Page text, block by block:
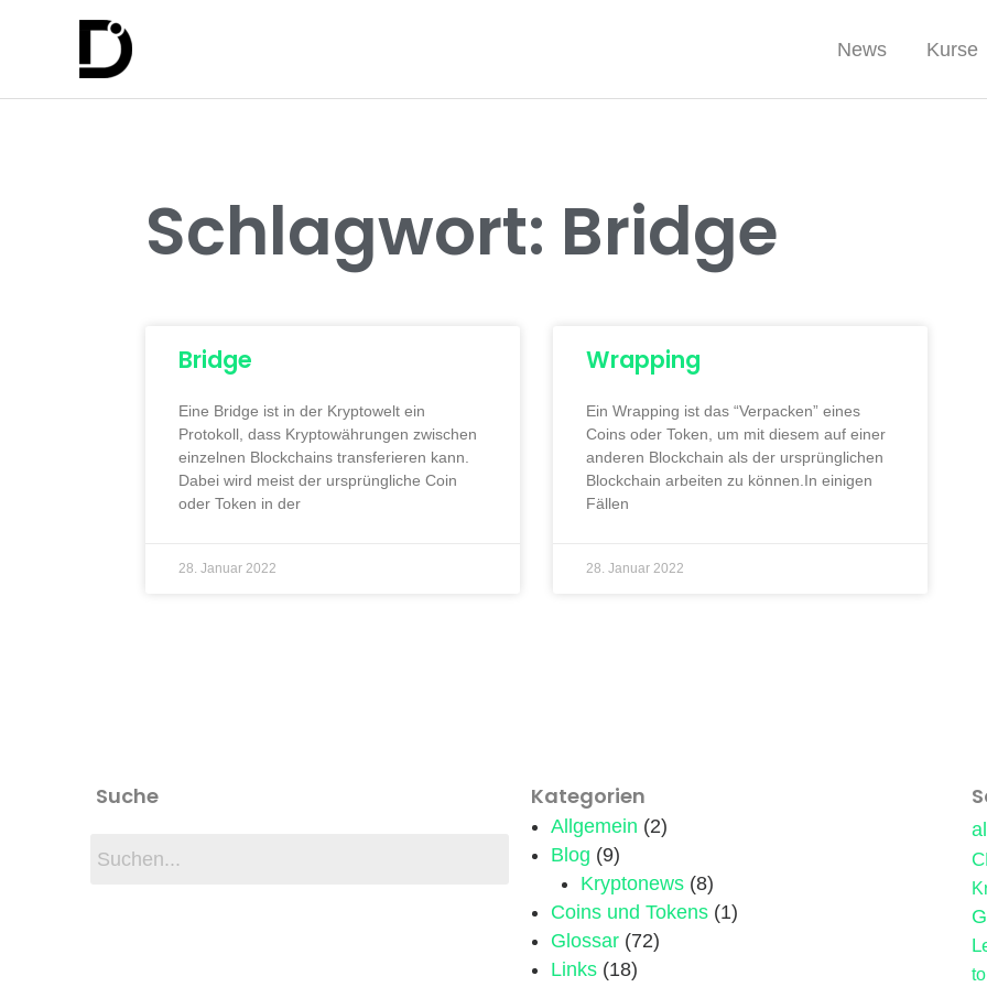
News Kurse
Schlagwort: Bridge
Bridge
Eine Bridge ist in der Kryptowelt ein
Protokoll, dass Kryptowährungen zwischen
einzelnen Blockchains transferieren kann.
Dabei wird meist der ursprüngliche Coin
oder Token in der
28. Januar 2022
Wrapping
Ein Wrapping ist das “Verpacken” eines
Coins oder Token, um mit diesem auf einer
anderen Blockchain als der ursprünglichen
Blockchain arbeiten zu können.In einigen
Fällen
28. Januar 2022
Suche Kategorien
Allgemein (2)
Blog (9)
Kryptonews(8)
Coins und Tokens(1)
Glossar(72)
Links(18)